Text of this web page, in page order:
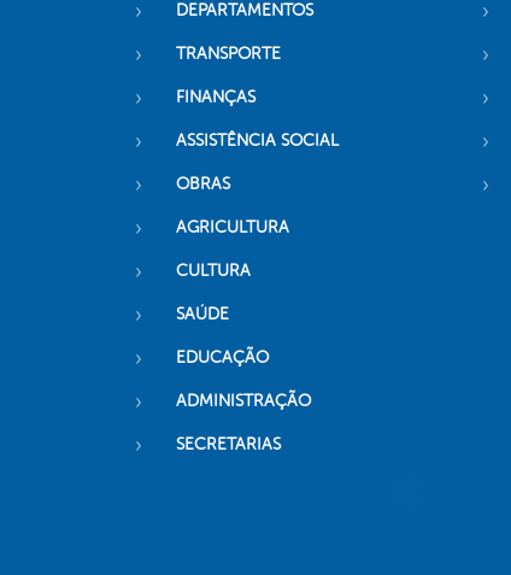
DEPARTAMENTOS
TRANSPORTE
FINANÇAS
ASSISTÊNCIA SOCIAL
OBRAS
AGRICULTURA
CULTURA
SAÚDE
EDUCAÇÃO
ADMINISTRAÇÃO
SECRETARIAS